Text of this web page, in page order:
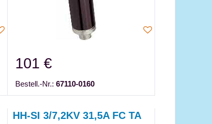
101 €
Bestell.-Nr.:67110-0160
HH-SI 3/7,2KV 31,5A FC TA